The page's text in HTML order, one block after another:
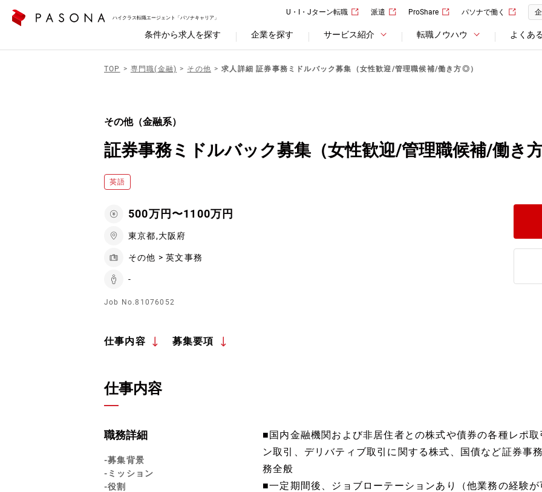
ハイクラス転職エージェント「パソナキャリア」
U・I・Jターン転職 派遣 ProShare パソナで働く
条件から求人を探す 企業を探す サービス紹介 転職ノウハウ よくあ
TOP 専門職(金融) その他 求人詳細 証券事務ミドルバック募集（女性歓迎/管理職候補/働き方◎）
その他（金融系）
証券事務ミドルバック募集（女性歓迎/管理職候補/働き
英語
500万円〜1100万円
東京都,大阪府
その他 > 英文事務
-
Job No.81076052
仕事内容 募集要項
仕事内容
職務詳細
-募集背景
-ミッション
-役割
■国内金融機関および非居住者との株式や債券の各種レポ
ン取引、デリバティブ取引に関する株式、国債など証券事
務全般
■一定期間後、ジョブローテーションあり（他業務の経験が